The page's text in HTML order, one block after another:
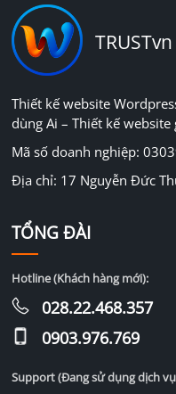
Thiết kế website
dùng Ai – Thiết kế website
Mã số doanh nghiệp:
Địa chỉ: 17 Nguyễn Đức
TỔNG ĐÀI
Hotline (Khách hàng mới):
028.22.468.357
0903.976.769
Support (Đang sử dụng dịch